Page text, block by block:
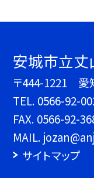
安城市立丈
〒444-1221 愛
TEL. 0566-92-
FAX. 0566-92-
MAIL.
サイトマップ